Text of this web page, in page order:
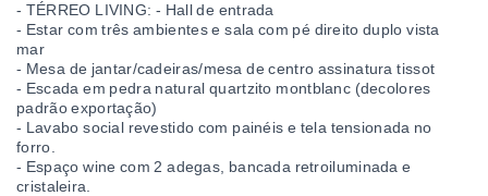
- TÉRREO LIVING: - Hall de entrada
- Estar com três ambientes e sala com pé direito duplo vista
mar
- Mesa de jantar/cadeiras/mesa de centro assinatura tissot
- Escada em pedra natural quartzito montblanc (decolores
padrão exportação)
- Lavabo social revestido com painéis e tela tensionada no
forro.
- Espaço wine com 2 adegas, bancada retroiluminada e
cristaleira.